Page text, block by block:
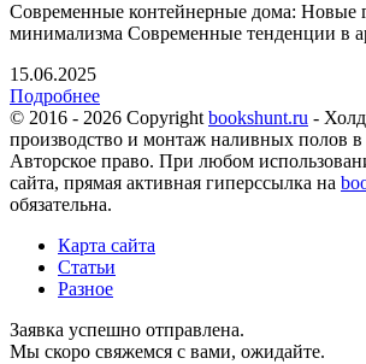
Современные контейнерные дома: Новые
минимализма Современные тенденции в
15.06.2025
Подробнее
© 2016 - 2026 Copyright bookshunt.ru -
производство и монтаж наливных полов в
Авторское право. При любом
сайта, прямая активная гиперссылка на
обязательна.
Карта сайта
Статьи
Разное
Заявка успешно отправлена.
Мы скоро свяжемся с вами, ожидайте.